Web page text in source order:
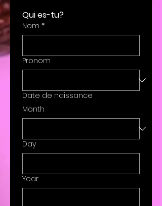
Qui es-tu?
Nom *
Pronom
Date de naissance
Month
Day
Year